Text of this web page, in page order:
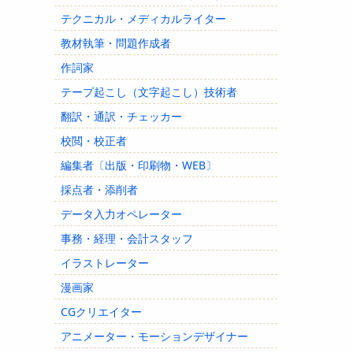
テクニカル・メディカルライター
教材執筆・問題作成者
作詞家
テープ起こし（文字起こし）技術者
翻訳・通訳・チェッカー
校閲・校正者
編集者〔出版・印刷物・WEB〕
採点者・添削者
データ入力オペレーター
事務・経理・会計スタッフ
イラストレーター
漫画家
CGクリエイター
アニメーター・モーションデザイナー